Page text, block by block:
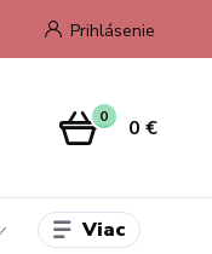
Prihlásenie
0 0 €
Viac